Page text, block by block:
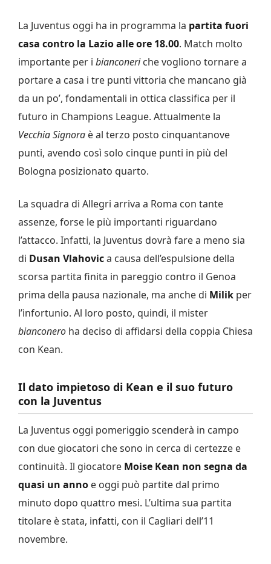
La Juventus oggi ha in programma la partita fuori
casa contro la Lazio alle ore 18.00. Match molto
importante per i bianconeriche vogliono tornare a
portare a casa i tre punti vittoria che mancano già
da un po’, fondamentali in ottica classifica per il
futuro in Champions League. Attualmente la
Vecchia Signora è al terzo posto cinquantanove
punti, avendo così solo cinque punti in più del
Bologna posizionato quarto.
La squadra di Allegri arriva a Roma con tante
assenze, forse le più importanti riguardano
l’attacco. Infatti, la Juventus dovrà fare a meno sia
di Dusan Vlahovica causa dell’espulsione della
scorsa partita finita in pareggio contro il Genoa
prima della pausa nazionale, ma anche di Milik per
l’infortunio. Al loro posto, quindi, il mister
bianconero ha deciso di affidarsi della coppia Chiesa
con Kean.
Il dato impietoso di Kean e il suo futuro
con la Juventus
La Juventus oggi pomeriggio scenderà in campo
con due giocatori che sono in cerca di certezze e
continuità. Il giocatore Moise Kean non segna da
quasi un anno e oggi può partite dal primo
minuto dopo quattro mesi. L’ultima sua partita
titolare è stata, infatti, con il Cagliari dell’11
novembre.